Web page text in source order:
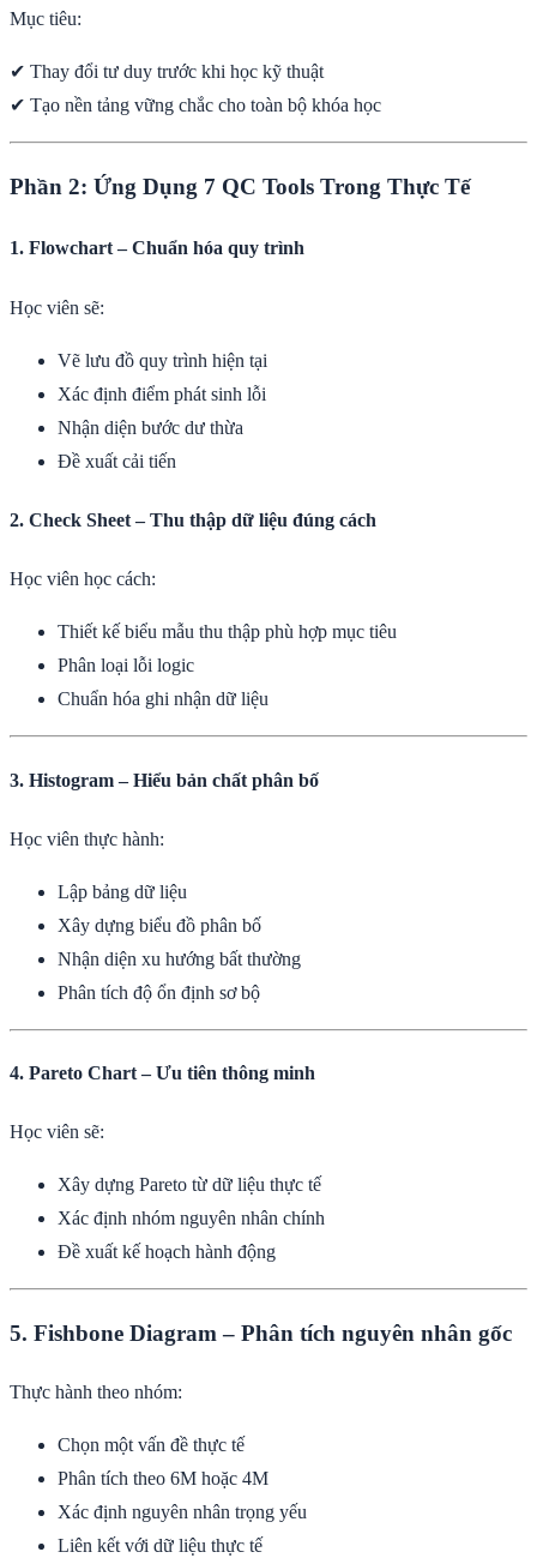
Mục tiêu:
✔ Thay đổi tư duy trước khi học kỹ thuật
✔ Tạo nền tảng vững chắc cho toàn bộ khóa học
Phần 2: Ứng Dụng 7 QC Tools Trong Thực Tế
1. Flowchart – Chuẩn hóa quy trình
Học viên sẽ:
Vẽ lưu đồ quy trình hiện tại
Xác định điểm phát sinh lỗi
Nhận diện bước dư thừa
Đề xuất cải tiến
2. Check Sheet – Thu thập dữ liệu đúng cách
Học viên học cách:
Thiết kế biểu mẫu thu thập phù hợp mục tiêu
Phân loại lỗi logic
Chuẩn hóa ghi nhận dữ liệu
3. Histogram – Hiểu bản chất phân bố
Học viên thực hành:
Lập bảng dữ liệu
Xây dựng biểu đồ phân bố
Nhận diện xu hướng bất thường
Phân tích độ ổn định sơ bộ
4. Pareto Chart – Ưu tiên thông minh
Học viên sẽ:
Xây dựng Pareto từ dữ liệu thực tế
Xác định nhóm nguyên nhân chính
Đề xuất kế hoạch hành động
5. Fishbone Diagram – Phân tích nguyên nhân gốc
Thực hành theo nhóm:
Chọn một vấn đề thực tế
Phân tích theo 6M hoặc 4M
Xác định nguyên nhân trọng yếu
Liên kết với dữ liệu thực tế